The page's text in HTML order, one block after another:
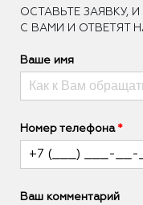
ОCТАВЬТЕ ЗАЯВКУ,
С ВАМИ И ОТВЕТЯТ
Ваше имя
Номер телефона
Ваш комментарий